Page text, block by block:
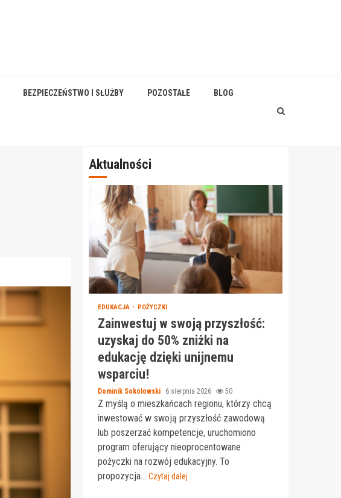
BEZPIECZEŃSTWO I SŁUŻBY POZOSTAŁE BLOG
Aktualności
EDUKACJA POŻYCZKI
Zainwestuj w swoją przyszłość:
uzyskaj do 50% zniżki na
edukację dzięki unijnemu
wsparciu!
Dominik Sokołowski 6 sierpnia 2026 50
Z myślą o mieszkańcach regionu, którzy chcą
inwestować w swoją przyszłość zawodową
lub poszerzać kompetencje, uruchomiono
program oferujący nieoprocentowane
pożyczki na rozwój edukacyjny. To
propozycja... Czytaj dalej